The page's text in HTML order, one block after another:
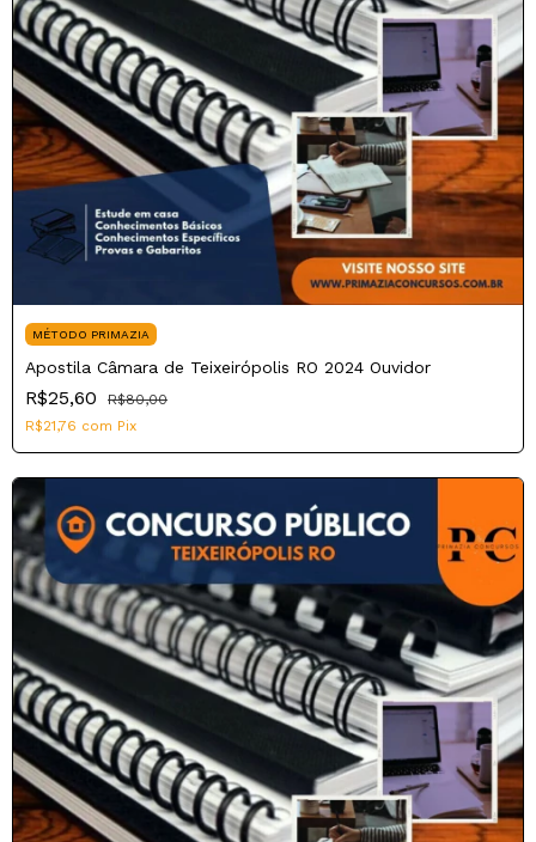
MÉTODO PRIMAZIA
Apostila Câmara de Teixeirópolis RO 2024 Ouvidor
R$25,60
R$80,00
R$21,76 com Pix